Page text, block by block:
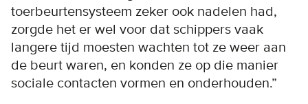
toerbeurtensysteem zeker ook nadelen had,
zorgde het er wel voor dat schippers vaak
langere tijd moesten wachten tot ze weer aan
de beurt waren, en konden ze op die manier
sociale contacten vormen en onderhouden.”